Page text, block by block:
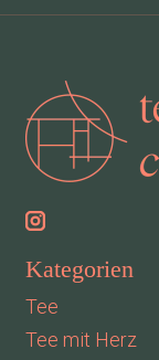
Kategorien
Tee
Tee mit Herz